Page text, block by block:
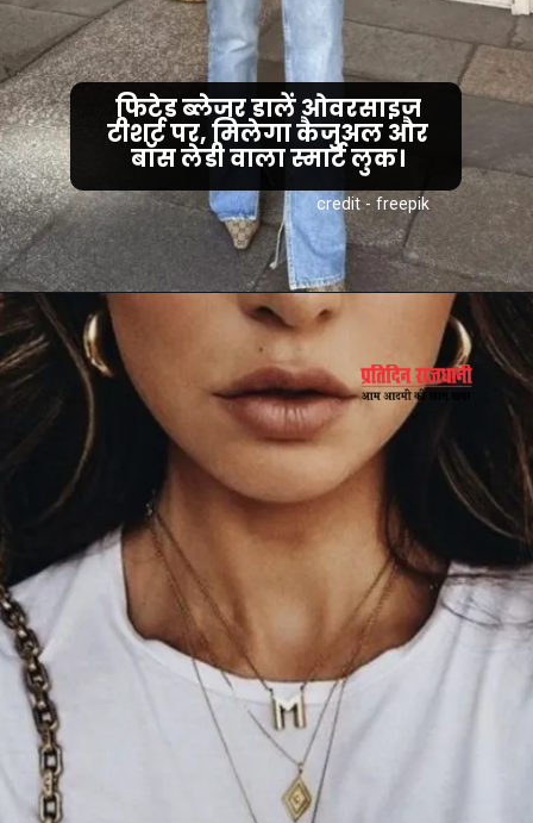
credit - freepik
फिटेड ब्लेजर डालें ओवरसाइज
टीशर्ट पर, मिलेगा कैजुअल और
बॉस लेडी वाला स्मार्ट लुक।